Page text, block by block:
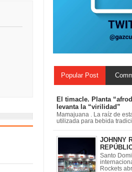
adicionales
con perspectiva
Popular Post
El timacle. Planta
levanta la “virilidad”
Mamajuana . La raíz de
utilizada para bebida
JOHNNY
Santo
Rockets